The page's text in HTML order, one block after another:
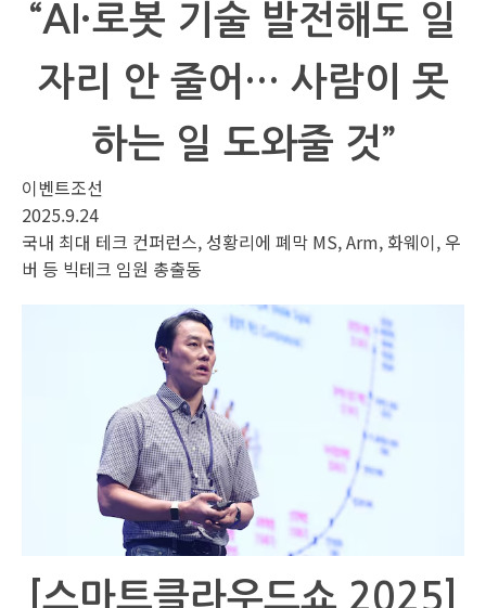
“AI·로봇 기술 발전해도 일
자리 안 줄어… 사람이 못
하는 일 도와줄 것”
이벤트조선
2025.9.24
국내 최대 테크 컨퍼런스, 성황리에 폐막 MS, Arm, 화웨이, 우
버 등 빅테크 임원 총출동
[스마트클라우드쇼 2025]